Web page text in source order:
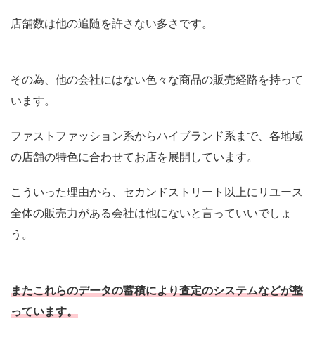
店舗数は他の追随を許さない多さです。
その為、他の会社にはない色々な商品の販売経路を持って
います。
ファストファッション系からハイブランド系まで、各地域
の店舗の特色に合わせてお店を展開しています。
こういった理由から、セカンドストリート以上にリユース
全体の販売力がある会社は他にないと言っていいでしょ
う。
またこれらのデータの蓄積により査定のシステムなどが整
っています。